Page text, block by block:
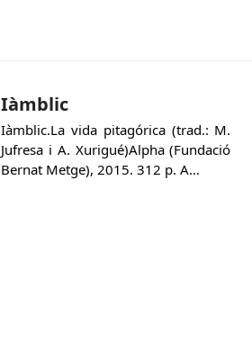
Iàmblic
Iàmblic.La vida pitagórica (trad.: M.
Jufresa i A. Xurigué)Alpha (Fundació
Bernat Metge), 2015. 312 p. A…